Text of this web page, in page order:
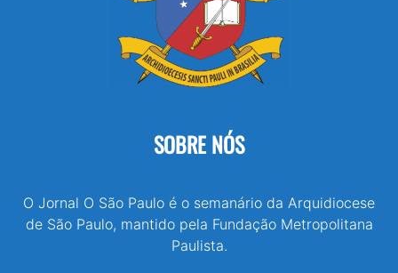
SOBRE NÓS
O Jornal O São Paulo é o semanário da Arquidiocese
de São Paulo, mantido pela Fundação Metropolitana
Paulista.